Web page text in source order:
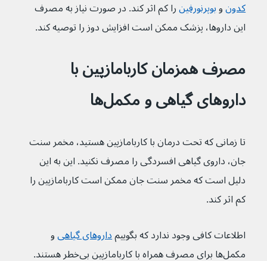
کدونو بوپرنورفینرا کم اثر کند. در صورت نیاز به مصرف
این داروها، پزشک ممکن است افزایش دوز را توصیه کند.
مصرف همزمان کاربامازپین با
داروهای گیاهی و مکمل‌ها
تا زمانی که تحت درمان با کاربامازپین هستید، مخمر سنت
جان، داروی گیاهی افسردگی را مصرف نکنید. این به این
دلیل است که مخمر سنت جان ممکن است کاربامازپین را
کم اثر کند.
اطلاعات کافی وجود ندارد که بگوییم داروهای گیاهیو
مکمل‌ها برای مصرف همراه با کاربامازپین بی‌خطر هستند.